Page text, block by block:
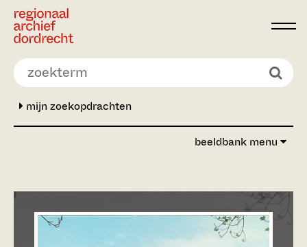
Ga direct naar de inhoud
mijn zoekopdrachten
beeldbank menu